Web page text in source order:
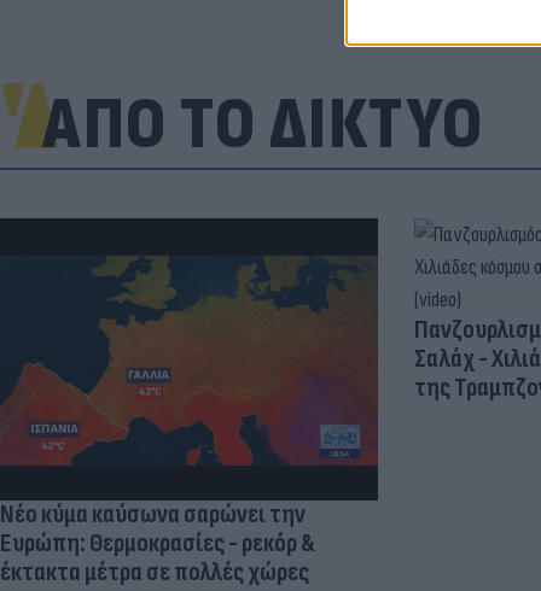
ΑΠΟ ΤΟ ΔΙΚΤΥΟ
Νέο κύμα καύσωνα σαρώνει την
Ευρώπη: Θερμοκρασίες - ρεκόρ &
έκτακτα μέτρα σε πολλές χώρες
Σαλάχ -
της